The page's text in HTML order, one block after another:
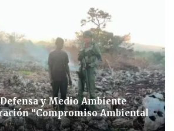
y Medio Ambiente
“Compromiso Ambiental